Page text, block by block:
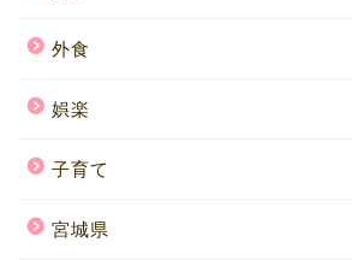
外食
娯楽
子育て
宮城県